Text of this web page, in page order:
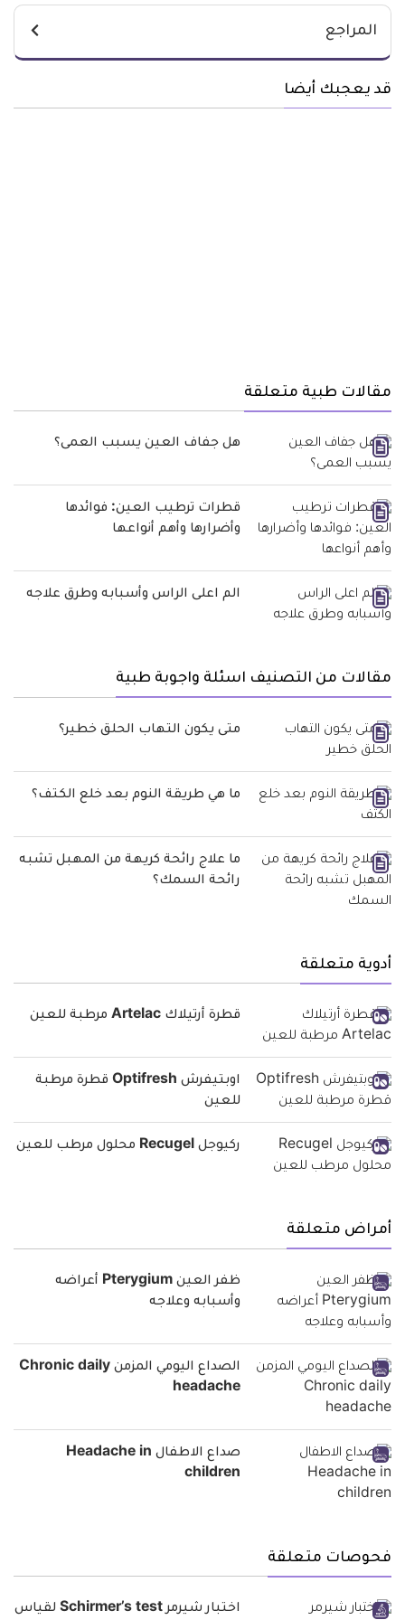
المراجع
قد يعجبك أيضا
مقالات طبية متعلقة
هل جفاف العين يسبب العمى؟
قطرات ترطيب العين: فوائدها
وأضرارها وأهم أنواعها
الم اعلى الراس وأسبابه وطرق علاجه
مقالات من التصنيف اسئلة واجوبة طبية
متى يكون التهاب الحلق خطير؟
ما هي طريقة النوم بعد خلع الكتف؟
ما علاج رائحة كريهة من المهبل تشبه
رائحة السمك؟
أدوية متعلقة
قطرة أرتيلاك Artelac مرطبة للعين
اوبتيفرش Optifresh قطرة مرطبة
للعين
ركيوجل Recugel محلول مرطب للعين
أمراض متعلقة
ظفر العين Pterygium أعراضه
وأسبابه وعلاجه
الصداع اليومي المزمن Chronic daily
headache
صداع الاطفال Headache in
children
فحوصات متعلقة
اختبار شيرمر Schirmer’s test لقياس